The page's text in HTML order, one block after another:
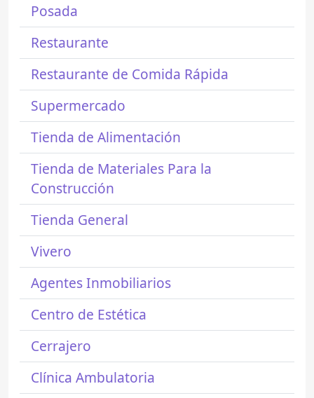
Posada
Restaurante
Restaurante de Comida Rápida
Supermercado
Tienda de Alimentación
Tienda de Materiales Para la
Construcción
Tienda General
Vivero
Agentes Inmobiliarios
Centro de Estética
Cerrajero
Clínica Ambulatoria